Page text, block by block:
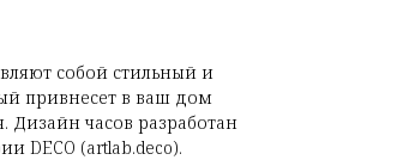
собой стильный и
привнесет в ваш дом
Дизайн часов разработан
DECO (artlab.deco).